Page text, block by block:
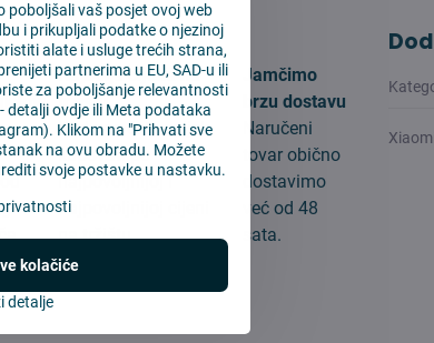
Najbolja cijena na
tržištu
Kod nas ćete uvijek
kupovati po
najpovoljnijoj i
najpovoljnijoj cijeni
na tržištu.
Jamčimo
brzu dostavu
Naručeni
tovar obično
dostavimo
već od 48
sata.
poboljšali vaš posjet ovoj web
i prikupljali podatke o njezinoj
alate i usluge trećih strana,
partnerima u EU, SAD-u ili
za poboljšanje relevantnosti
detalji ovdje ili Meta podataka
Klikom na "Prihvati sve
na ovu obradu. Možete
svoje postavke u nastavku.
detalje
kolačiće